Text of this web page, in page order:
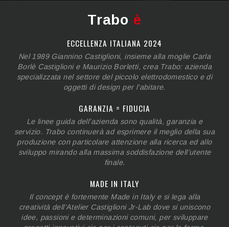
Trabo è
ECCELLENZA ITALIANA 2024
Nel 1989 Giannino Castiglioni, insieme alla moglie Carla
Borlè Castiglioni e Maurizio Borletti, crea Trabo: azienda
specializzata nel settore del piccolo elettrodomestico e di
oggetti di design per l’abitare.
GARANZIA = FIDUCIA
Le linee guida dell’azienda sono qualità, garanzia e
servizio. Trabo continuerà ad esprimere il meglio della sua
produzione con particolare attenzione alla ricerca ed allo
sviluppo mirando alla massima soddisfazione dell’utente
finale.
MADE IN ITALY
Il concept è fortemente Made in Italy e si lega alla
creatività dell’Atelier Castiglioni Jr-Lab dove si uniscono
idee, passioni e determinazioni comuni, per sviluppare